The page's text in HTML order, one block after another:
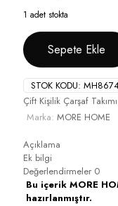
1 adet stokta
Sepete Ekle
STOK KODU:
Çift Kişilik Çarşaf Takımı
Marka: MORE HOME
Açıklama
Ek bilgi
Değerlendirmeler 0
Bu içerik MORE
hazırlanmıştır.